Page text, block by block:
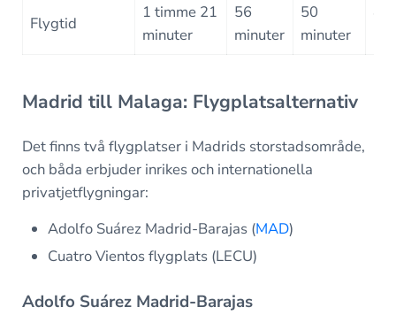
Flygtid
1 timme 21
minuter
56
minuter
50
minuter
Madrid till Malaga: Flygplatsalternativ
Det finns två flygplatser i Madrids storstadsområde,
och båda erbjuder inrikes och internationella
privatjetflygningar:
Adolfo Suárez Madrid-Barajas (MAD)
Cuatro Vientos flygplats (LECU)
Adolfo Suárez Madrid-Barajas